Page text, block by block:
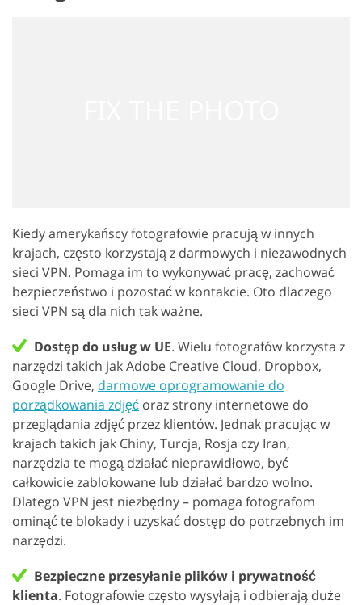
Kiedy amerykańscy fotografowie pracują w innych
krajach, często korzystają z darmowych i niezawodnych
sieci VPN. Pomaga im to wykonywać pracę, zachować
bezpieczeństwo i pozostać w kontakcie. Oto dlaczego
sieci VPN są dla nich tak ważne.
Dostęp do usług w UE. Wielu fotografów korzysta z
narzędzi takich jak Adobe Creative Cloud, Dropbox,
Google Drive, darmowe oprogramowanie do
porządkowania zdjęć oraz strony internetowe do
przeglądania zdjęć przez klientów. Jednak pracując w
krajach takich jak Chiny, Turcja, Rosja czy Iran,
narzędzia te mogą działać nieprawidłowo, być
całkowicie zablokowane lub działać bardzo wolno.
Dlatego VPN jest niezbędny – pomaga fotografom
ominąć te blokady i uzyskać dostęp do potrzebnych im
narzędzi.
Bezpieczne przesyłanie plików i prywatność
klienta. Fotografowie często wysyłają i odbierają duże